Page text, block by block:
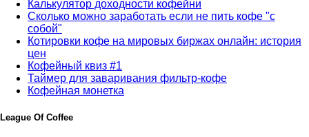
Калькулятор доходности кофейни
Сколько можно заработать если не пить кофе "с
собой"
Котировки кофе на мировых биржах онлайн: история
цен
Кофейный квиз #1
Таймер для заваривания фильтр-кофе
Кофейная монетка
League Of Coffee